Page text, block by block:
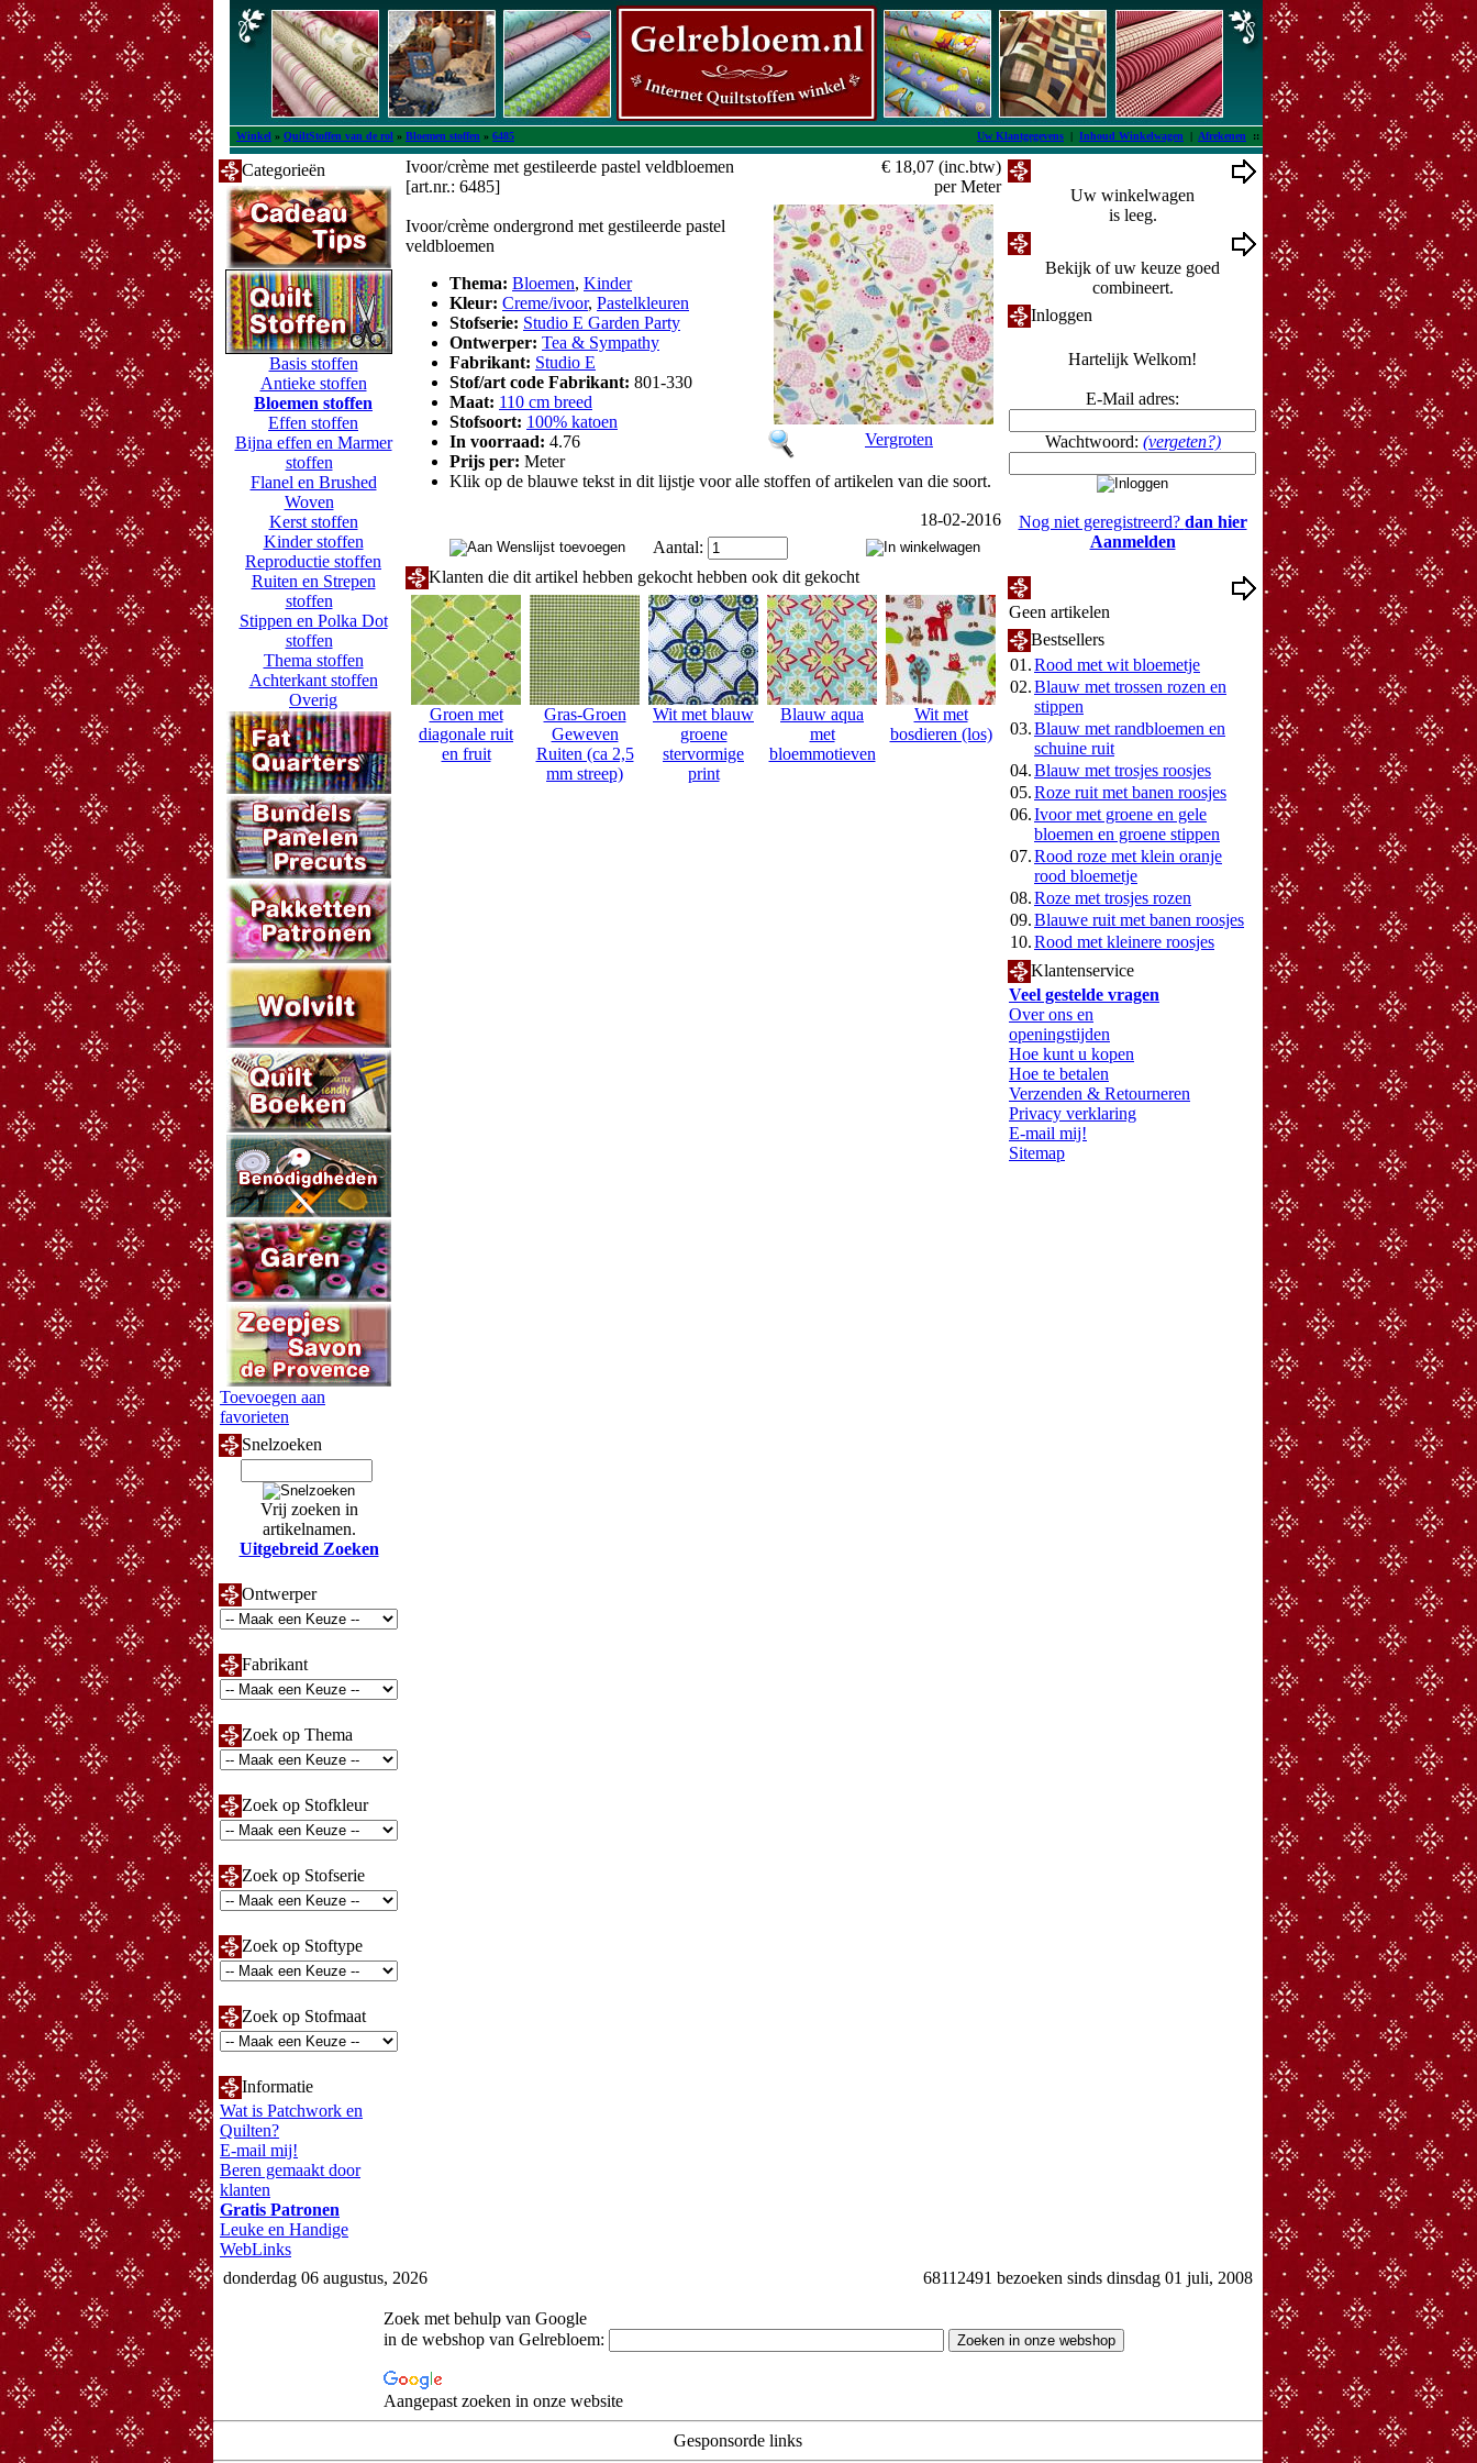
Winkel » QuiltStoffen van de rol » Bloemen stoffen » 6485 Uw Klantgegevens | Inhoud Winkelwagen | Afrekenen ::
Categorieën
Basis stoffen
Antieke stoffen
Bloemen stoffen
Effen stoffen
Bijna effen en Marmer
stoffen
Flanel en Brushed
Woven
Kerst stoffen
Kinder stoffen
Reproductie stoffen
Ruiten en Strepen
stoffen
Stippen en Polka Dot
stoffen
Thema stoffen
Achterkant stoffen
Overig
Toevoegen aan
favorieten
Snelzoeken
Vrij zoeken in
artikelnamen.
Uitgebreid Zoeken
Ontwerper
Fabrikant
Zoek op Thema
Zoek op Stofkleur
Zoek op Stofserie
Zoek op Stoftype
Zoek op Stofmaat
Informatie
Wat is Patchwork en
Quilten?
E-mail mij!
Beren gemaakt door
klanten
Gratis Patronen
Leuke en Handige
WebLinks
Ivoor/crème met gestileerde pastel veldbloemen
[art.nr.: 6485]
€ 18,07 (inc.btw)
per Meter
Vergroten
Ivoor/crème ondergrond met gestileerde pastel
veldbloemen
Thema: Bloemen, Kinder
Kleur: Creme/ivoor, Pastelkleuren
Stofserie: Studio E Garden Party
Ontwerper: Tea & Sympathy
Fabrikant: Studio E
Stof/art code Fabrikant: 801-330
Maat: 110 cm breed
Stofsoort: 100% katoen
In voorraad: 4.76
Prijs per: Meter
Klik op de blauwe tekst in dit lijstje voor alle stoffen of artikelen van die soort.
18-02-2016
Aantal:
Klanten die dit artikel hebben gekocht hebben ook dit gekocht
Groen met
diagonale ruit
en fruit
Gras-Groen
Geweven
Ruiten (ca 2,5
mm streep)
Wit met blauw
groene
stervormige
print
Blauw aqua
met
bloemmotieven
Wit met
bosdieren (los)
Uw winkelwagen
is leeg.
Bekijk of uw keuze goed
combineert.
Inloggen
Hartelijk Welkom!
E-Mail adres:
Wachtwoord: (vergeten?)
Nog niet geregistreerd? dan hier
Aanmelden
Geen artikelen
Bestsellers
01.Rood met wit bloemetje
02.Blauw met trossen rozen en
stippen
03.Blauw met randbloemen en
schuine ruit
04.Blauw met trosjes roosjes
05.Roze ruit met banen roosjes
06.Ivoor met groene en gele
bloemen en groene stippen
07.Rood roze met klein oranje
rood bloemetje
08.Roze met trosjes rozen
09.Blauwe ruit met banen roosjes
10.Rood met kleinere roosjes
Klantenservice
Veel gestelde vragen
Over ons en
openingstijden
Hoe kunt u kopen
Hoe te betalen
Verzenden & Retourneren
Privacy verklaring
E-mail mij!
Sitemap
donderdag 06 augustus, 2026 68112491 bezoeken sinds dinsdag 01 juli, 2008
Zoek met behulp van Google
in de webshop van Gelrebloem:
Aangepast zoeken in onze website
Gesponsorde links